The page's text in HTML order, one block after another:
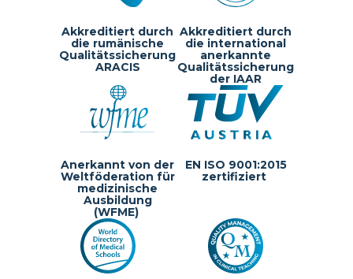
Akkreditiert durch
die rumänische
Qualitätssicherung
ARACIS
Akkreditiert durch
die international
anerkannte
Qualitätssicherung
der IAAR
Anerkannt von der
Weltföderation für
medizinische
Ausbildung
(WFME)
EN ISO 9001:2015
zertifiziert